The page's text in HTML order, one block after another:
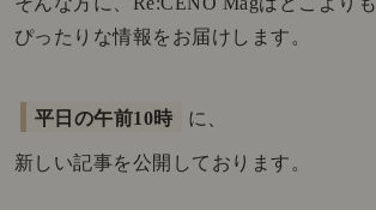
ぴったりな情報をお届けします。
平日の午前10時 に、
新しい記事を公開しております。